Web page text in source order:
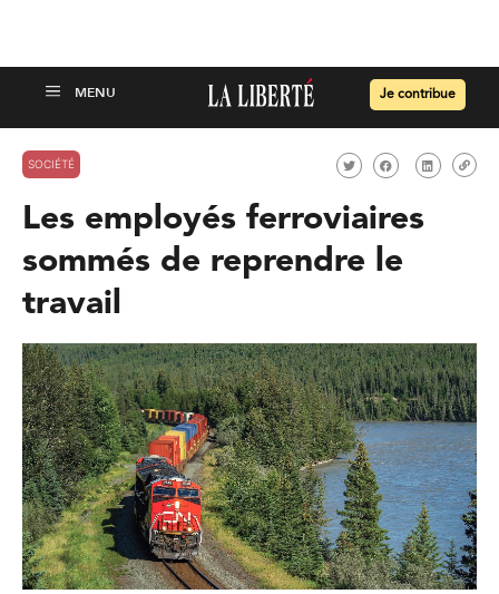
Je contribue
SOCIÉTÉ
Les employés ferroviaires
sommés de reprendre le
travail